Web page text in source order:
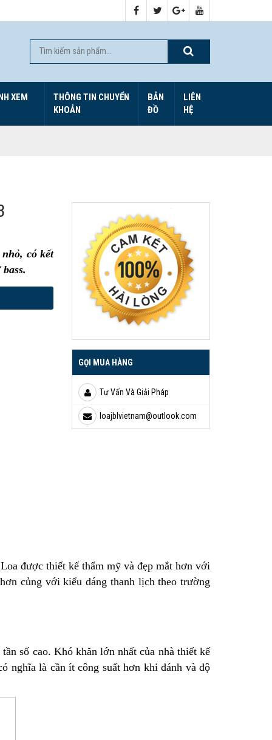
XEM
THÔNG TIN CHUYỂN
KHOẢN
BẢN
ĐỒ
LIÊN
HỆ
có kết
GỌI MUA HÀNG
Tư Vấn Và Giải Pháp
loajblvietnam@outlook.com
được thiết kế thẩm mỹ và đẹp mắt hơn với
củng với kiểu dáng thanh lịch theo trường
số cao. Khó khăn lớn nhất của nhà thiết kế
nghĩa là cần ít công suất hơn khi đánh và độ